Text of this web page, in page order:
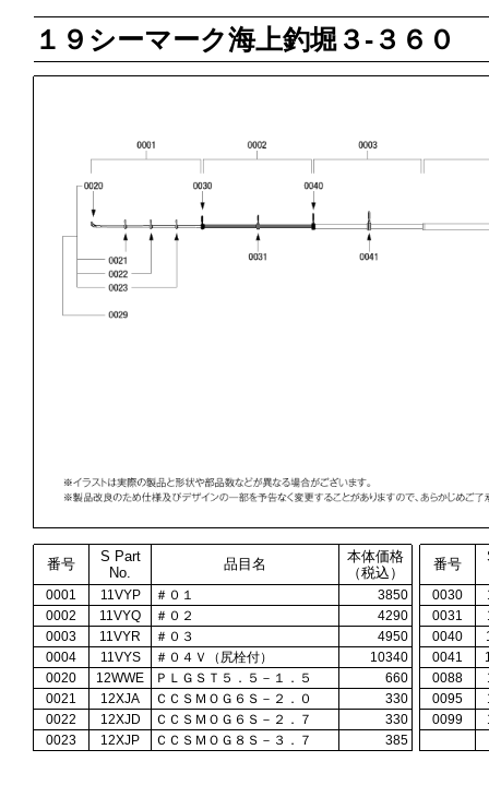
１９シーマーク海上釣堀３‐３６０
番号
S Part
No.
品目名
本体価格
（税込）
番号
0001 11VYP ＃０１ 3850 0030
0002
11VYQ ＃０２ 4290 0031
0003
11VYR ＃０３ 4950 0040
0004
11VYS ＃０４Ｖ（尻栓付） 10340 0041
0020
12WWE ＰＬＧＳＴ５．５－１．５ 660 0088
0021
12XJA ＣＣＳＭＯＧ６Ｓ－２．０ 330 0095
0022
12XJD ＣＣＳＭＯＧ６Ｓ－２．７ 330 0099
0023
12XJP ＣＣＳＭＯＧ８Ｓ－３．７ 385